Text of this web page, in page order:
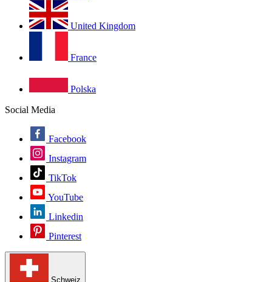
United Kingdom
France
Polska
Social Media
Facebook
Instagram
TikTok
YouTube
Linkedin
Pinterest
Schweiz